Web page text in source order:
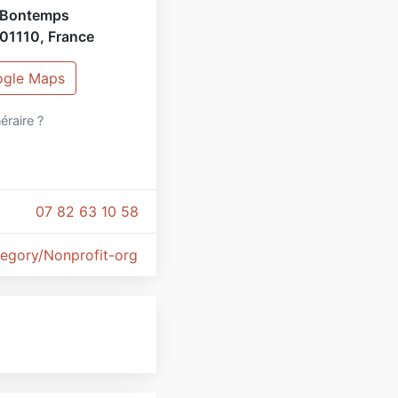
01110, France
Maps
?
07 82 63 10 58
Nonprofit-organization/ESHL-Gymnastique-